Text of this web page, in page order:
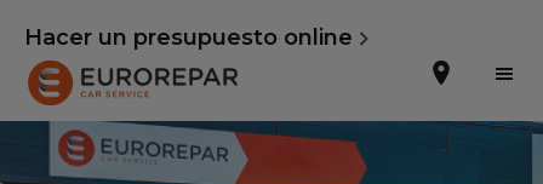
Hacer un presupuesto online